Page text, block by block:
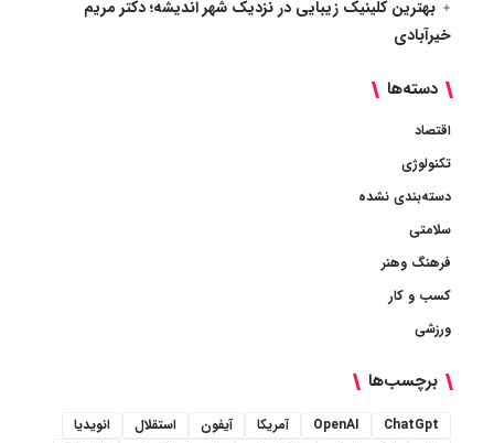
بهترین کلینیک زیبایی در نزدیک شهر اندیشه؛ دکتر مریم
خیرآبادی
دسته‌ها
اقتصاد
تکنولوژی
دسته‌بندی نشده
سلامتی
فرهنگ وهنر
کسب و کار
ورزشی
برچسب‌ها
ChatGpt
OpenAI آمریکا آیفون استقلال
انویدیا